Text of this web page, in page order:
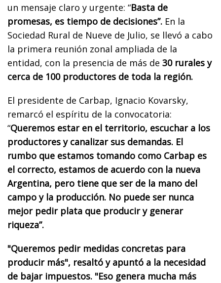
un mensaje claro y urgente: “Basta de
promesas, es tiempo de decisiones”. En la
Sociedad Rural de Nueve de Julio, se llevó a cabo
la primera reunión zonal ampliada de la
entidad, con la presencia de más de 30 rurales y
cerca de 100 productores de toda la región.
El presidente de Carbap, Ignacio Kovarsky,
remarcó el espíritu de la convocatoria:
“Queremos estar en el territorio, escuchar a los
productores y canalizar sus demandas. El
rumbo que estamos tomando como Carbap es
el correcto, estamos de acuerdo con la nueva
Argentina, pero tiene que ser de la mano del
campo y la producción. No puede ser nunca
mejor pedir plata que producir y generar
riqueza”.
"Queremos pedir medidas concretas para
producir más", resaltó y apuntó a la necesidad
de bajar impuestos. "Eso genera mucha más